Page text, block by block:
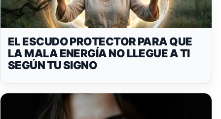
EL ESCUDO PROTECTOR PARA QUE
LA MALA ENERGÍA NO LLEGUE A TI
SEGÚN TU SIGNO